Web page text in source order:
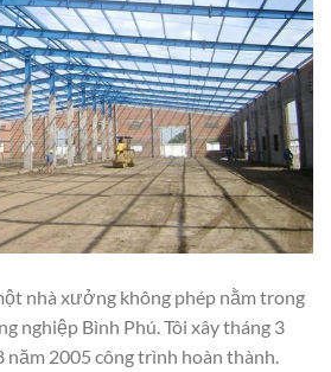
nhà xưởng không phép nằm trong
nghiệp Bình Phú. Tôi xây tháng 3
năm 2005 công trình hoàn thành.